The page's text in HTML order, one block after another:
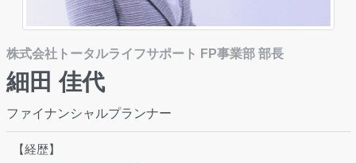
株式会社トータルライフサポート FP事業部 部長
細田 佳代
ファイナンシャルプランナー
【経歴】